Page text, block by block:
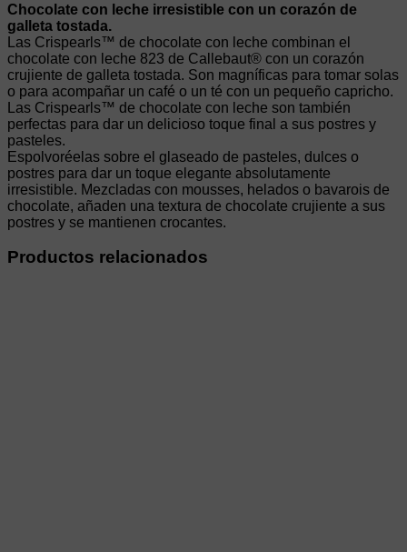
Chocolate con leche irresistible con un corazón de
galleta tostada.
Las Crispearls™ de chocolate con leche combinan el
chocolate con leche 823 de Callebaut® con un corazón
crujiente de galleta tostada. Son magníficas para tomar solas
o para acompañar un café o un té con un pequeño capricho.
Las Crispearls™ de chocolate con leche son también
perfectas para dar un delicioso toque final a sus postres y
pasteles.
Espolvoréelas sobre el glaseado de pasteles, dulces o
postres para dar un toque elegante absolutamente
irresistible. Mezcladas con mousses, helados o bavarois de
chocolate, añaden una textura de chocolate crujiente a sus
postres y se mantienen crocantes.
Productos relacionados